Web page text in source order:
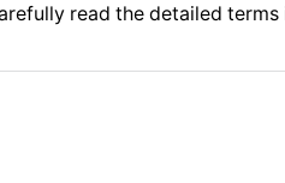
read the detailed terms